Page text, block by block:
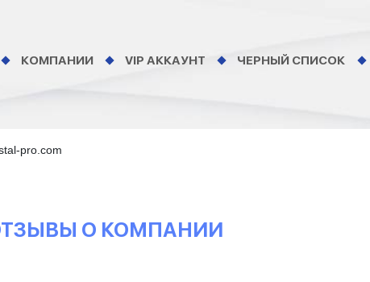
КОМПАНИИ VIP АККАУНТ ЧЕРНЫЙ СПИСОК
pro.com
ОТЗЫВЫ О КОМПАНИИ